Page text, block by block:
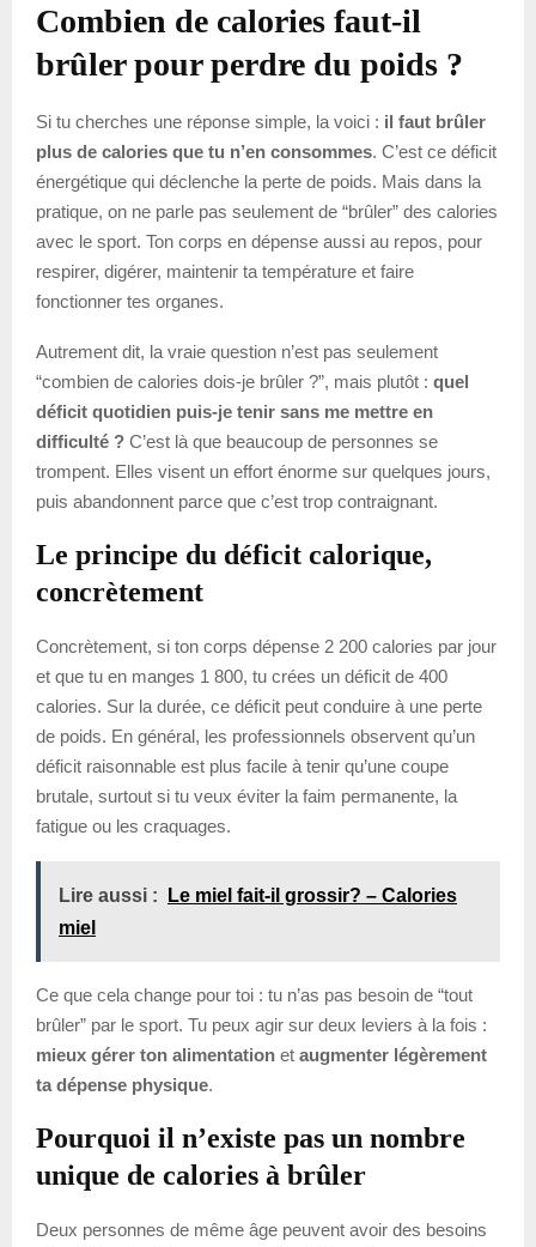
Combien de calories faut-il
brûler pour perdre du poids ?
Si tu cherches une réponse simple, la voici : il faut brûler
plus de calories que tu n’en consommes. C’est ce déficit
énergétique qui déclenche la perte de poids. Mais dans la
pratique, on ne parle pas seulement de “brûler” des calories
avec le sport. Ton corps en dépense aussi au repos, pour
respirer, digérer, maintenir ta température et faire
fonctionner tes organes.
Autrement dit, la vraie question n’est pas seulement
“combien de calories dois-je brûler ?”, mais plutôt : quel
déficit quotidien puis-je tenir sans me mettre en
difficulté ? C’est là que beaucoup de personnes se
trompent. Elles visent un effort énorme sur quelques jours,
puis abandonnent parce que c’est trop contraignant.
Le principe du déficit calorique,
concrètement
Concrètement, si ton corps dépense 2 200 calories par jour
et que tu en manges 1 800, tu crées un déficit de 400
calories. Sur la durée, ce déficit peut conduire à une perte
de poids. En général, les professionnels observent qu’un
déficit raisonnable est plus facile à tenir qu’une coupe
brutale, surtout si tu veux éviter la faim permanente, la
fatigue ou les craquages.
Lire aussi :
Le miel fait-il grossir? – Calories
miel
Ce que cela change pour toi : tu n’as pas besoin de “tout
brûler” par le sport. Tu peux agir sur deux leviers à la fois :
mieux gérer ton alimentation et augmenter légèrement
ta dépense physique.
Pourquoi il n’existe pas un nombre
unique de calories à brûler
Deux personnes de même âge peuvent avoir des besoins